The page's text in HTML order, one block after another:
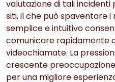
valutazione di tali
siti, il che può spaventare i
semplice e intuitivo
comunicare rapidamente
videochiamate. La
crescente
per una migliore